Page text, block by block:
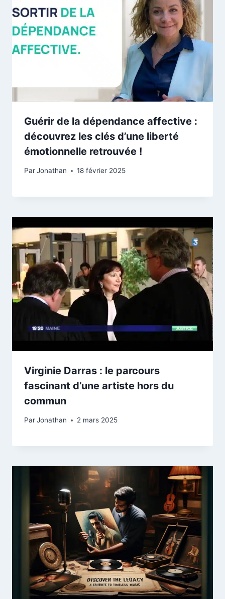
Guérir de la dépendance affective :
découvrez les clés d’une liberté
émotionnelle retrouvée !
ParJonathan 18 février 2025
Virginie Darras : le parcours
fascinant d’une artiste hors du
commun
ParJonathan 2 mars 2025